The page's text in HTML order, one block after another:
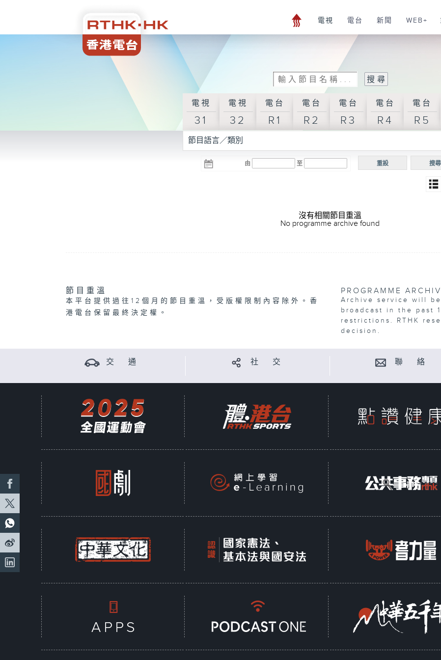
電視 電台 新聞 WEB+
電視
31
電視
32
電台
R1
電台
R2
電台
R3
電台
R4
電台
R5
節目語言／類別
由 至 搜尋
重設
沒有相關節目重溫
No programme archive found
節目重溫
本平台提供過往12個月的節目重溫，受版權限制內容除外。香
港電台保留最終決定權。
PROGRAMME
Archive service will
broadcast in the past
restrictions. RTHK
decision.
交 通 社 交 聯 絡